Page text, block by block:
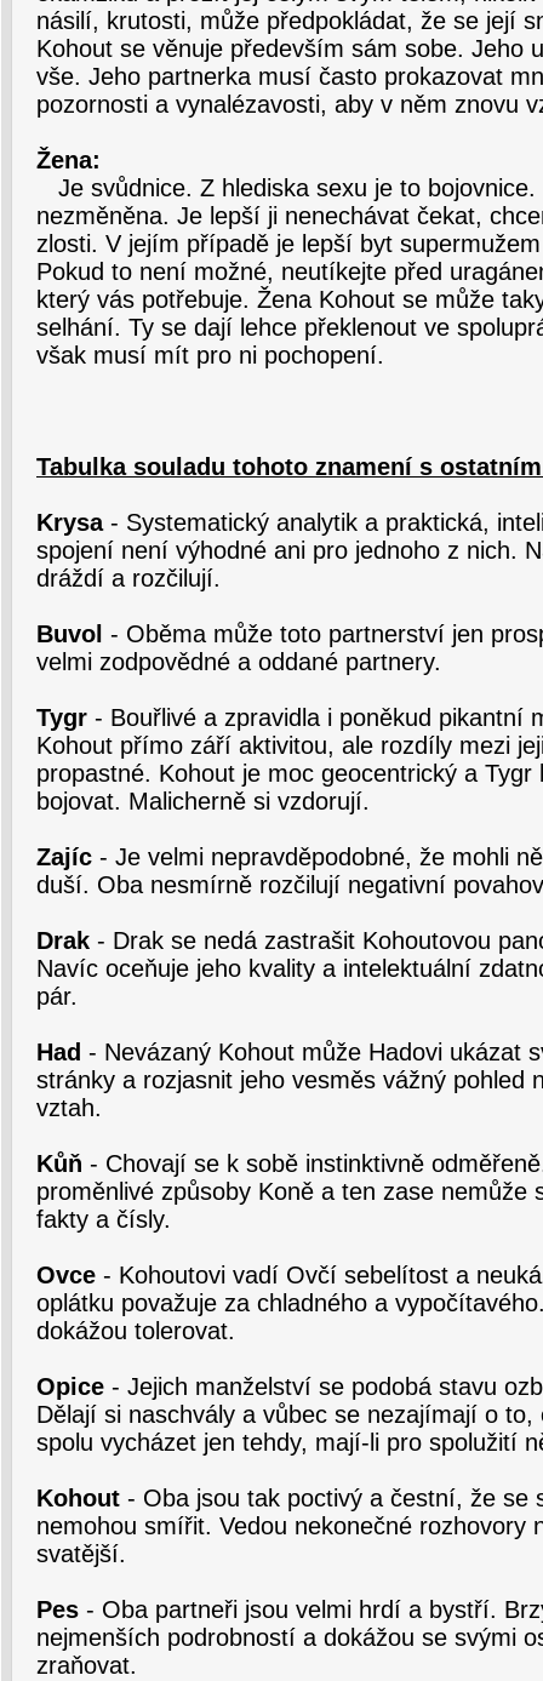
násilí, krutosti, může předpokládat, že se její
Kohout se věnuje především sám sobe. Jeho
vše. Jeho partnerka musí často prokazovat
pozornosti a vynalézavosti, aby v něm znovu
Žena:
Je svůdnice. Z hlediska sexu je to
nezměněna. Je lepší ji nenechávat čekat,
zlosti. V jejím případě je lepší byt
Pokud to není možné, neutíkejte před
který vás potřebuje. Žena Kohout se může
selhání. Ty se dají lehce překlenout ve
však musí mít pro ni pochopení.
Tabulka souladu tohoto znamení s
Krysa- Systematický analytik a praktická,
spojení není výhodné ani pro jednoho z nich.
dráždí a rozčilují.
Buvol - Oběma může toto partnerství jen
velmi zodpovědné a oddané partnery.
Tygr - Bouřlivé a zpravidla i poněkud pikantní
Kohout přímo září aktivitou, ale rozdíly mezi
propastné. Kohout je moc geocentrický a Tygr
bojovat. Malicherně si vzdorují.
Zajíc - Je velmi nepravděpodobné, že mohli
duší. Oba nesmírně rozčilují negativní
Drak - Drak se nedá zastrašit Kohoutovou
Navíc oceňuje jeho kvality a intelektuální
pár.
Had - Nevázaný Kohout může Hadovi ukázat
stránky a rozjasnit jeho vesměs vážný pohled
vztah.
Kůň - Chovají se k sobě instinktivně
proměnlivé způsoby Koně a ten zase nemůže
fakty a čísly.
Ovce - Kohoutovi vadí Ovčí sebelítost a
oplátku považuje za chladného a
dokážou tolerovat.
Opice - Jejich manželství se podobá stavu
Dělají si naschvály a vůbec se nezajímají o
spolu vycházet jen tehdy, mají-li pro spolužití
Kohout - Oba jsou tak poctivý a čestní, že se
nemohou smířit. Vedou nekonečné rozhovory
svatější.
Pes - Oba partneři jsou velmi hrdí a bystří.
nejmenších podrobností a dokážou se svými
zraňovat.